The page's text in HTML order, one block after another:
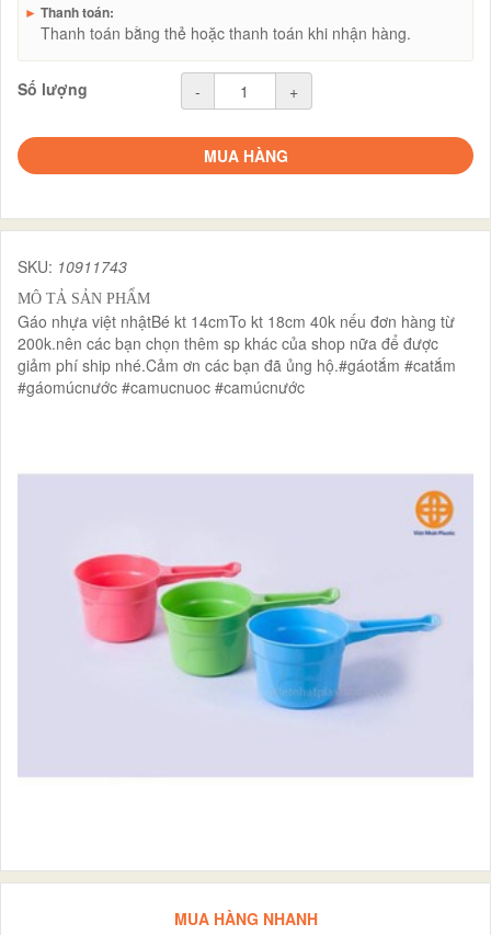
► Thanh toán:
Thanh toán bằng thẻ hoặc thanh toán khi nhận hàng.
Số lượng - +
MUA HÀNG
SKU: 10911743
MÔ TẢ SẢN PHẨM
Gáo nhựa việt nhậtBé kt 14cmTo kt 18cm 40k nếu đơn hàng từ
200k.nên các bạn chọn thêm sp khác của shop nữa để được
giảm phí ship nhé.Cảm ơn các bạn đã ủng hộ.#gáotắm #catắm
#gáomúcnước #camucnuoc #camúcnước
MUA HÀNG NHANH